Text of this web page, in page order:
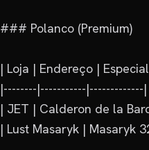
### Polanco (Premium)
| Loja | Endereço |
|--------|-----------|-------------|
| JET | Calderon de la
| Lust Masaryk | Masaryk